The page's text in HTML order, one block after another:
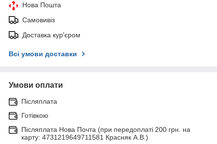
Нова Пошта
Самовивіз
Доставка кур'єром
Всі умови доставки
Умови оплати
Післяплата
Готівкою
Післяплата Нова Почта (при передоплаті 200 грн. на
карту: 4731219649711581 Красняк А.В.)